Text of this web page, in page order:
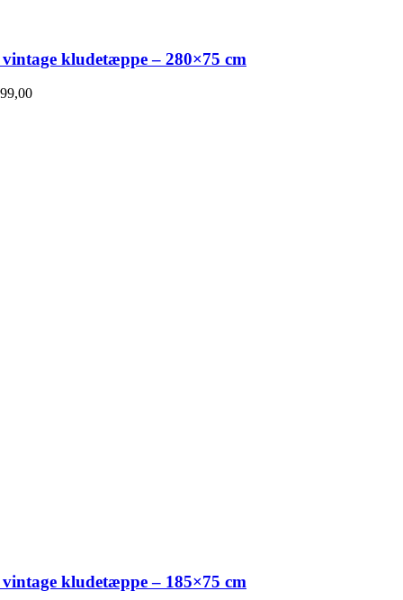
vintage kludetæppe – 280×75 cm
vintage kludetæppe – 185×75 cm